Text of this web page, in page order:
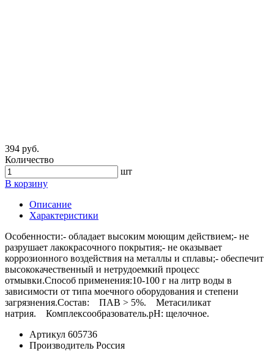
394 руб.
Количество
шт
В корзину
Описание
Характеристики
Особенности:- обладает высоким моющим действием;- не
разрушает лакокрасочного покрытия;- не оказывает
коррозионного воздействия на металлы и сплавы;- обеспечит
высококачественный и нетрудоемкий процесс
отмывки.Способ применения:10-100 г на литр воды в
зависимости от типа моечного оборудования и степени
загрязнения.Состав: ПАВ > 5%. Метасиликат
натрия. Комплексообразователь.pH: щелочное.
Артикул 605736
Производитель Россия